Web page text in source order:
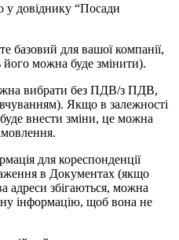
у довіднику “Посади
для вашої компанії,
можна буде змінити).
вибрати без ПДВ/з ПДВ,
Якщо в залежності
внести зміни, це можна
для кореспонденції
в Документах (якщо
збігаються, можна
інформацію, щоб вона не